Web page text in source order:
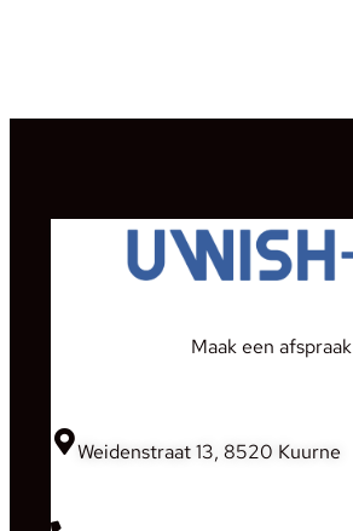
Maak een afspraak
Weidenstraat 13, 8520 Kuurne